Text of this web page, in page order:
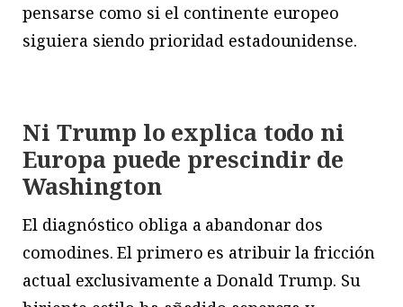
pensarse como si el continente europeo
siguiera siendo prioridad estadounidense.
Ni Trump lo explica todo ni
Europa puede prescindir de
Washington
El diagnóstico obliga a abandonar dos
comodines. El primero es atribuir la fricción
actual exclusivamente a Donald Trump. Su